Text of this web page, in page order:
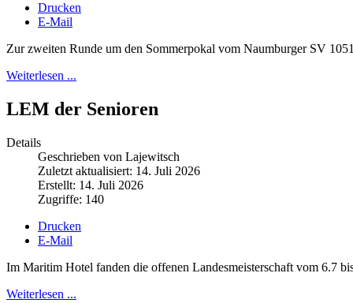
Drucken
E-Mail
Zur zweiten Runde um den Sommerpokal vom Naumburger SV
Weiterlesen ...
LEM der Senioren
Details
Geschrieben von Lajewitsch
Zuletzt aktualisiert: 14. Juli 2026
Erstellt: 14. Juli 2026
Zugriffe: 140
Drucken
E-Mail
Im Maritim Hotel fanden die offenen Landesmeisterschaft vom 6.7
Weiterlesen ...